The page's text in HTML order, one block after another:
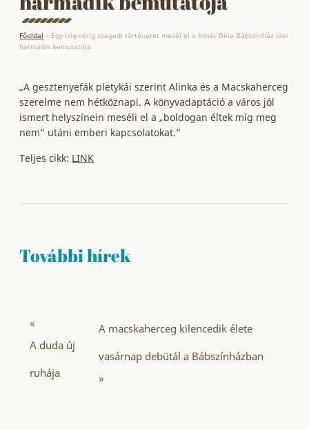
Főoldal » Egy ízig-vérig szegedi történetet mesél el a Kövér Béla Bábszínház idei
harmadik bemutatója
„A gesztenyefák pletykái szerint Alinka és a Macskaherceg
szerelme nem hétköznapi. A könyvadaptáció a város jól
ismert helyszínein meséli el a „boldogan éltek míg meg
nem” utáni emberi kapcsolatokat.”
Teljes cikk: LINK
További hírek
«
A duda új
ruhája
A macskaherceg kilencedik élete
vasárnap debütál a Bábszínházban
»